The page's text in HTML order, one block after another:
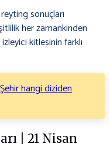
sonuçları
her zamankinden
kitlesinin farklı
hangi diziden
| 21 Nisan